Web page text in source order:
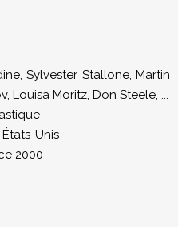
,Sylvester Stallone,Martin
, Louisa Moritz, Don Steele, ...
États-Unis
2000